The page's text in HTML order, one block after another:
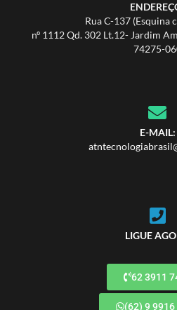
Rua C-137 (Esquina
nº 1112 Qd. 302 Lt.12- Jardim
74275-
E-MAIL:
LIGUE
62 3911
(62) 9 9916